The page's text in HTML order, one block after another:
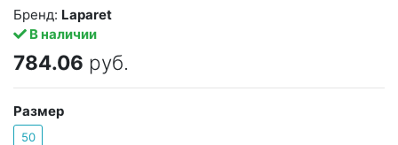
В наличии
Бренд: Laparet
784.06 руб.
Размер
50